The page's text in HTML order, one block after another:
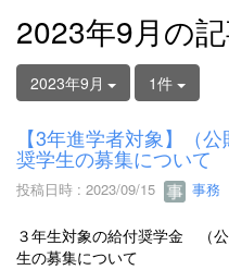
2023年9月の
2023年9月 1件
【3年進学者対象】（
奨学生の募集について
投稿日時 : 2023/09/15 事務
３年生対象の給付奨学金 （
生の募集について